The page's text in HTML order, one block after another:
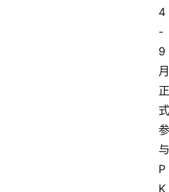
4
-
9
月
正
式
参
与
P
K